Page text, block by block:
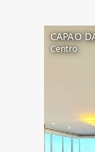
CAPAO
Centro